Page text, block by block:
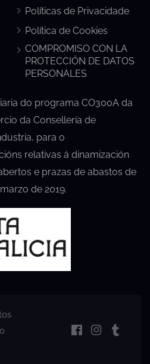
Políticas de Privacidade
Política de Cookies
COMPROMISO CON LA
PROTECCIÓN DE DATOS
PERSONALES
do programa CO300A da
da Consellería de
para o
relativas á dinamización
e prazas de abastos de
de 2019.